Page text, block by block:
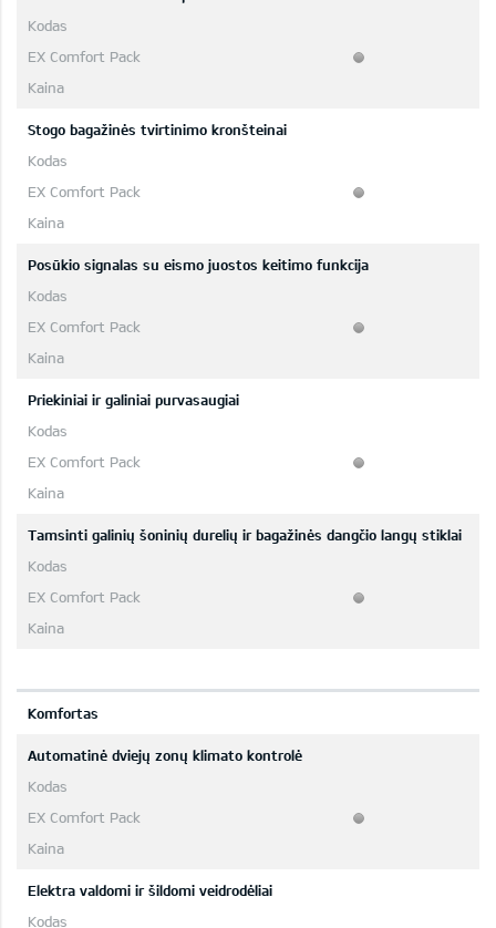
Stogo bagažinės tvirtinimo kronšteinai
Posūkio signalas su eismo juostos keitimo funkcija
Priekiniai ir galiniai purvasaugiai
Tamsinti galinių šoninių durelių ir bagažinės dangčio langų stiklai
Komfortas
Automatinė dviejų zonų klimato kontrolė
Elektra valdomi ir šildomi veidrodėliai